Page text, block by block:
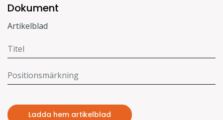
Dokument
Artikelblad
Ladda hem artikelblad